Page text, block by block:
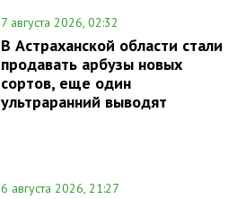
7 августа 2026, 02:32
В Астраханской области стали
продавать арбузы новых
сортов, еще один
ультраранний выводят
6 августа 2026, 21:27